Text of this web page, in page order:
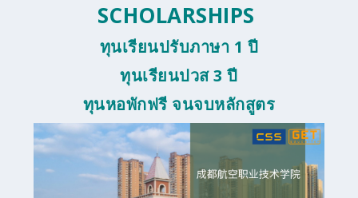
SCHOLARSHIPS
ทุนเรียนปรับภาษา 1 ปี
ทุนเรียนปวส 3 ปี
ทุนหอพักฟรี จนจบหลักสูตร